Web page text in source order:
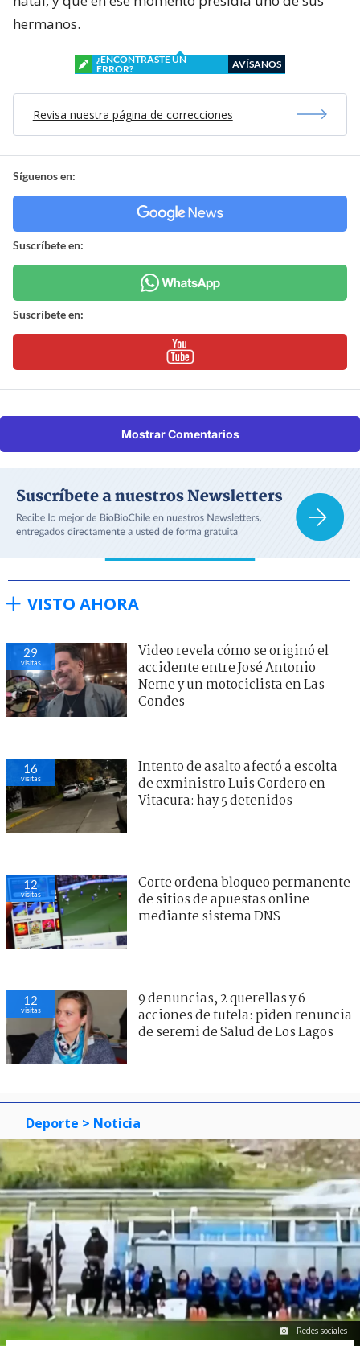
hermanos.
¿ENCONTRASTE UN
ERROR?
AVÍSANOS
Revisa nuestra página de correcciones
Síguenos en:
Suscríbete en:
Suscríbete en:
Mostrar Comentarios
VISTO AHORA
29
visitas
Video revela cómo se originó el
accidente entre José Antonio
Neme y un motociclista en Las
Condes
16
visitas
Intento de asalto afectó a escolta
de exministro Luis Cordero en
Vitacura: hay 5 detenidos
12
visitas
Corte ordena bloqueo permanente
de sitios de apuestas online
mediante sistema DNS
12
visitas
9 denuncias, 2 querellas y 6
acciones de tutela: piden renuncia
de seremi de Salud de Los Lagos
Deporte > Noticia
Redes sociales